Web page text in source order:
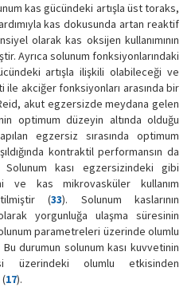
kas gücündeki artışla üst toraks,
kas dokusunda artan reaktif
olarak kas oksijen kullanımının
Ayrıca solunum fonksiyonlarındaki
artışla ilişkili olabileceği ve
akciğer fonksiyonları arasında bir
akut egzersizde meydana gelen
optimum düzeyin altında olduğu
egzersiz sırasında optimum
kontraktil performansın da
Solunum kası egzersizindeki gibi
ve kas mikrovasküler kullanım
(33). Solunum kaslarının
yorgunluğa ulaşma süresinin
parametreleri üzerinde olumlu
Bu durumun solunum kası kuvvetinin
üzerindeki olumlu etkisinden
(17).